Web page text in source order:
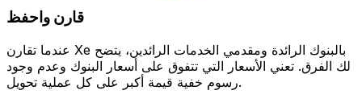
قارن واحفظ
عندما تقارن Xe بالبنوك الرائدة ومقدمي الخدمات الرائدين، يتضح
لك الفرق. تعني الأسعار التي تتفوق على أسعار البنوك وعدم وجود
رسوم خفية قيمة أكبر على كل عملية تحويل.